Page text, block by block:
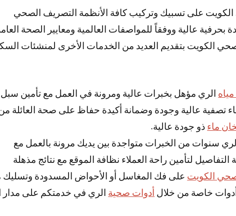
على تسبيك وتركيب كافة الأنظمة التصريف الصحي
بحرفية عالية ووفقاً للمواصفات العالمية ومعايير الصحة
الكويت بتقديم العديد من الخدمات الأخرى لمنشئات
الري مؤهل بخبرات عالية ومرونة في العمل مع تأمين
تصفية عالية وجودة وضمانة أكيدة حفاظ على صحة العائلة
ماء ذو جودة عالية.
سنوات من الخبرات متواجدة بين يديك مرونة بالعمل مع
التفاصيل لتأمين راحة العملاء نظافة الموقع مع نتائج مذهلة
الكويت على فك المغاسل أو الأحواض المسدودة وتسليك
خاصة من خلال أدوات صحية الري في خدمتكم على